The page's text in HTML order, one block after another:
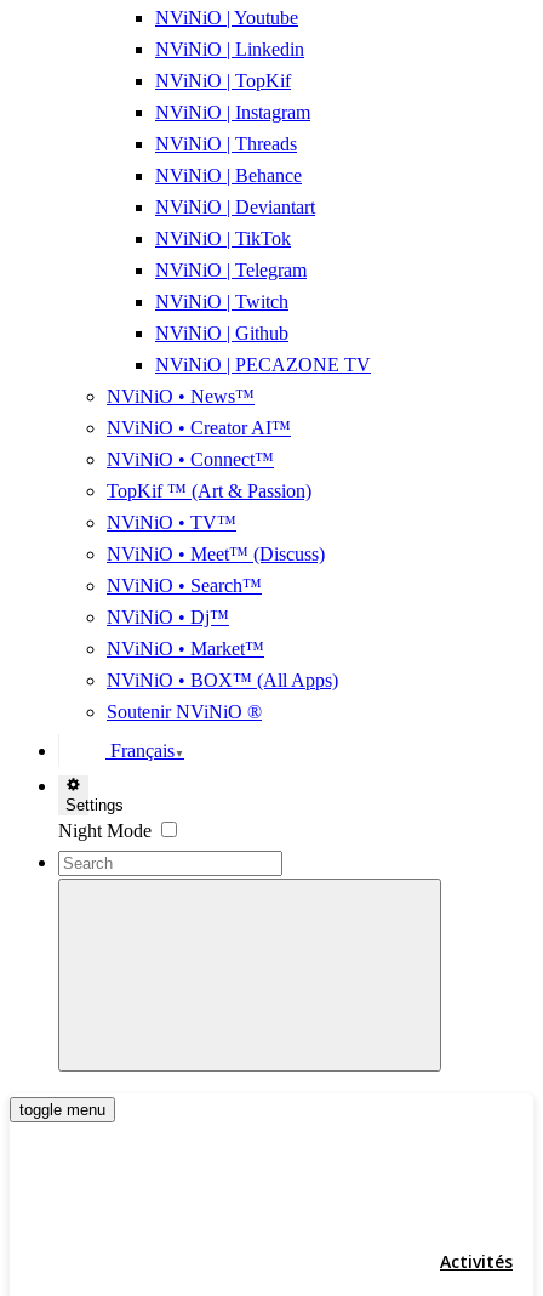
NViNiO | Youtube
NViNiO | Linkedin
NViNiO | TopKif
NViNiO | Instagram
NViNiO | Threads
NViNiO | Behance
NViNiO | Deviantart
NViNiO | TikTok
NViNiO | Telegram
NViNiO | Twitch
NViNiO | Github
NViNiO | PECAZONE TV
NViNiO • News™
NViNiO • Creator AI™
NViNiO • Connect™
TopKif ™ (Art & Passion)
NViNiO • TV™
NViNiO • Meet™ (Discuss)
NViNiO • Search™
NViNiO • Dj™
NViNiO • Market™
NViNiO • BOX™ (All Apps)
Soutenir NViNiO ®
Français ▼
Settings
Night Mode
toggle menu
Activités